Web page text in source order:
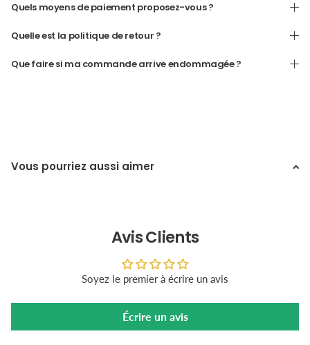
Quels moyens de paiement proposez-vous ?
Quelle est la politique de retour ?
Que faire si ma commande arrive endommagée ?
Vous pourriez aussi aimer
Avis Clients
Soyez le premier à écrire un avis
Écrire un avis